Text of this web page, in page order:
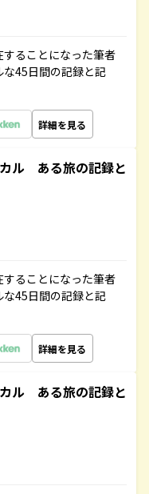
ることになった筆者
45日間の記録と記
詳細を見る
ル ある旅の記録と
ることになった筆者
45日間の記録と記
詳細を見る
ル ある旅の記録と